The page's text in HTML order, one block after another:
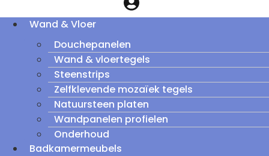
Wand & Vloer
Douchepanelen
Wand & vloertegels
Steenstrips
Zelfklevende mozaïek tegels
Natuursteen platen
Wandpanelen profielen
Onderhoud
Badkamermeubels